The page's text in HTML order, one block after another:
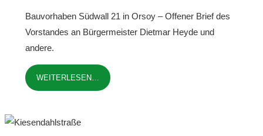
Bauvorhaben Südwall 21 in Orsoy – Offener Brief des
Vorstandes an Bürgermeister Dietmar Heyde und
andere.
WEITERLESEN…